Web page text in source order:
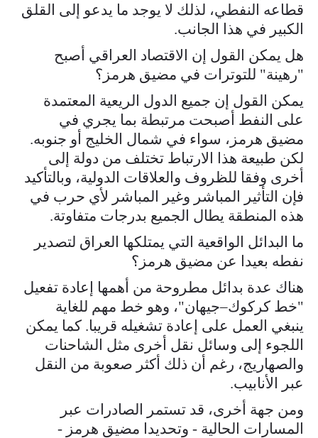
قطاعه النفطي، لذلك لا يوجد ما يدعو إلى القلق
الكبير في هذا الجانب.
هل يمكن القول إن الاقتصاد العراقي أصبح
"رهينة" للتوترات في مضيق هرمز؟
يمكن القول إن جميع الدول الريعية المعتمدة
على النفط أصبحت مرتبطة بما يجري في
مضيق هرمز، سواء في شمال الخليج أو جنوبه.
لكن طبيعة هذا الارتباط تختلف من دولة إلى
أخرى وفقا للظروف والعلاقات الدولية، وبالتأكيد
فإن التأثير المباشر وغير المباشر لأي حرب في
هذه المنطقة يطال الجميع بدرجات متفاوتة.
ما البدائل الواقعية التي يمتلكها العراق لتصدير
نفطه بعيدا عن مضيق هرمز؟
هناك عدة بدائل مطروحة من أهمها إعادة تفعيل
"خط كركوك–جيهان"، وهو خط مهم للغاية
ينبغي العمل على إعادة تشغيله قريبا. كما يمكن
اللجوء إلى وسائل نقل أخرى مثل الشاحنات
والصهاريج، رغم أن ذلك أكثر صعوبة من النقل
عبر الأنابيب.
ومن جهة أخرى، قد تستمر الصادرات عبر
المسارات الحالية - وتحديدا مضيق هرمز -